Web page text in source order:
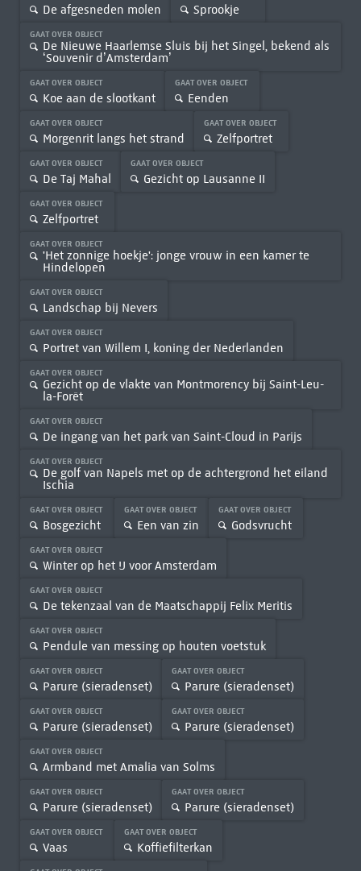
De afgesneden molen Sprookje
GAAT OVER OBJECT
De Nieuwe Haarlemse Sluis bij het Singel, bekend als
‘Souvenir d’Amsterdam’
GAAT OVER OBJECT
Koe aan de slootkant
GAAT OVER OBJECT
Eenden
GAAT OVER OBJECT
Morgenrit langs het strand
GAAT OVER OBJECT
Zelfportret
GAAT OVER OBJECT
De Taj Mahal
GAAT OVER OBJECT
Gezicht op Lausanne II
GAAT OVER OBJECT
Zelfportret
GAAT OVER OBJECT
'Het zonnige hoekje': jonge vrouw in een kamer te
Hindelopen
GAAT OVER OBJECT
Landschap bij Nevers
GAAT OVER OBJECT
Portret van Willem I, koning der Nederlanden
GAAT OVER OBJECT
Gezicht op de vlakte van Montmorency bij Saint-Leu-
la-Forêt
GAAT OVER OBJECT
De ingang van het park van Saint-Cloud in Parijs
GAAT OVER OBJECT
De golf van Napels met op de achtergrond het eiland
Ischia
GAAT OVER OBJECT
Bosgezicht
GAAT OVER OBJECT
Een van zin
GAAT OVER OBJECT
Godsvrucht
GAAT OVER OBJECT
Winter op het IJ voor Amsterdam
GAAT OVER OBJECT
De tekenzaal van de Maatschappij Felix Meritis
GAAT OVER OBJECT
Pendule van messing op houten voetstuk
GAAT OVER OBJECT
Parure (sieradenset)
GAAT OVER OBJECT
Parure (sieradenset)
GAAT OVER OBJECT
Parure (sieradenset)
GAAT OVER OBJECT
Parure (sieradenset)
GAAT OVER OBJECT
Armband met Amalia van Solms
GAAT OVER OBJECT
Parure (sieradenset)
GAAT OVER OBJECT
Parure (sieradenset)
GAAT OVER OBJECT
Vaas
GAAT OVER OBJECT
Koffiefilterkan